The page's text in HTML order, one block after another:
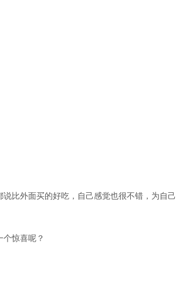
比外面买的好吃，自己感觉也很不错，为自
惊喜呢？